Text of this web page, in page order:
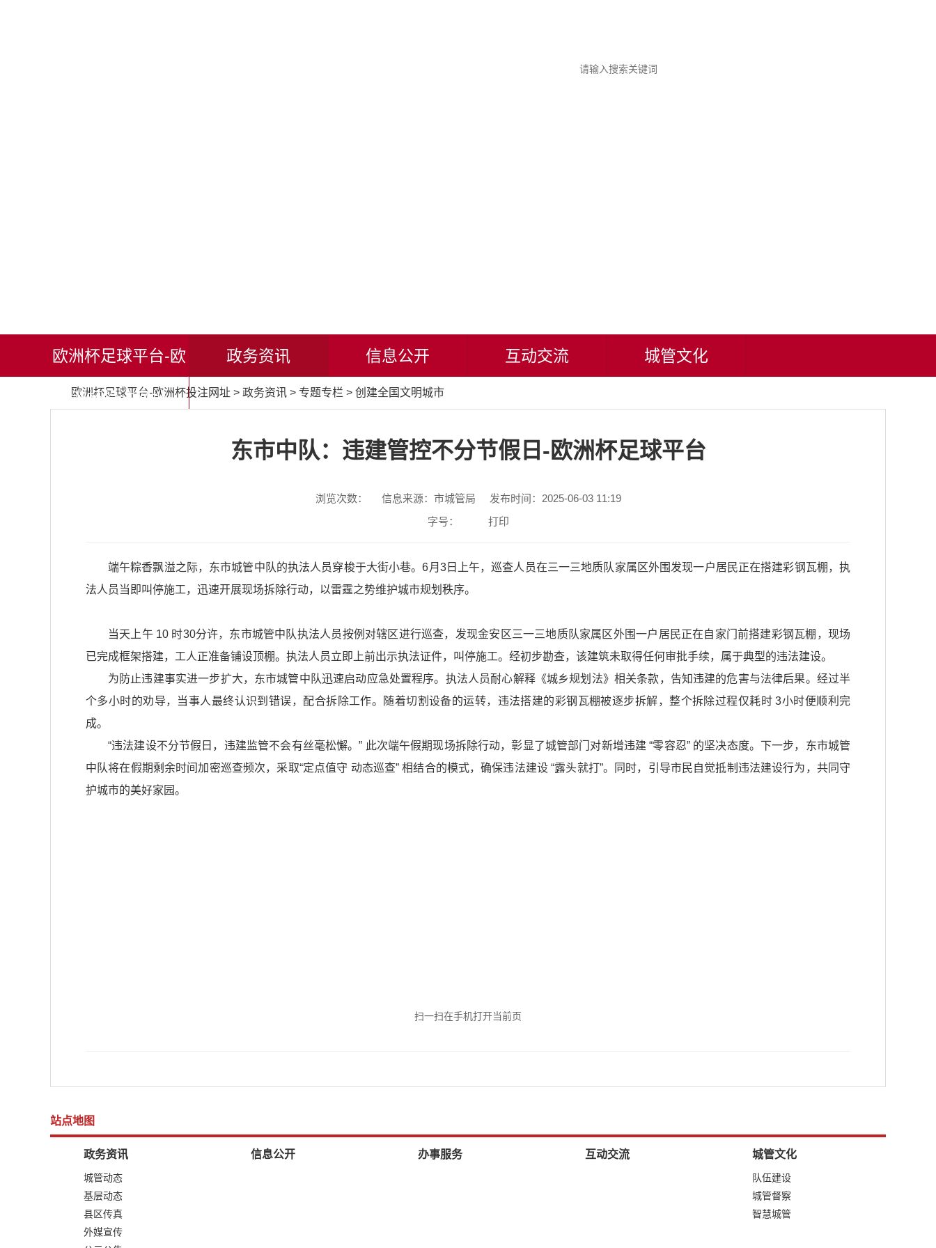
欧洲杯足球平台-欧
洲杯投注网址
政务资讯 信息公开 互动交流 城管文化
欧洲杯足球平台-欧洲杯投注网址 > 政务资讯 > 专题专栏 > 创建全国文明城市
东市中队：违建管控不分节假日-欧洲杯足球平台
浏览次数： 信息来源：市城管局
发布时间：2025-06-03 11:19
字号：
打印
端午粽香飘溢之际，东市城管中队的执法人员穿梭于大街小巷。6月3日上午，巡查人员在三一三地质队家属区外围发现一户居民正在搭建彩钢瓦棚，执
法人员当即叫停施工，迅速开展现场拆除行动，以雷霆之势维护城市规划秩序。
当天上午 10 时30分许，东市城管中队执法人员按例对辖区进行巡查，发现金安区三一三地质队家属区外围一户居民正在自家门前搭建彩钢瓦棚，现场
已完成框架搭建，工人正准备铺设顶棚。执法人员立即上前出示执法证件，叫停施工。经初步勘查，该建筑未取得任何审批手续，属于典型的违法建设。
为防止违建事实进一步扩大，东市城管中队迅速启动应急处置程序。执法人员耐心解释《城乡规划法》相关条款，告知违建的危害与法律后果。经过半
个多小时的劝导，当事人最终认识到错误，配合拆除工作。随着切割设备的运转，违法搭建的彩钢瓦棚被逐步拆解，整个拆除过程仅耗时 3小时便顺利完
成。​
“违法建设不分节假日，违建监管不会有丝毫松懈。” 此次端午假期现场拆除行动，彰显了城管部门对新增违建 “零容忍” 的坚决态度。下一步，东市城管
中队将在假期剩余时间加密巡查频次，采取“定点值守 动态巡查” 相结合的模式，确保违法建设 “露头就打”。同时，引导市民自觉抵制违法建设行为，共同守
护城市的美好家园。
扫一扫在手机打开当前页
站点地图
政务资讯
城管动态
基层动态
县区传真
外媒宣传
信息公开 办事服务 互动交流 城管文化
队伍建设
城管督察
智慧城管